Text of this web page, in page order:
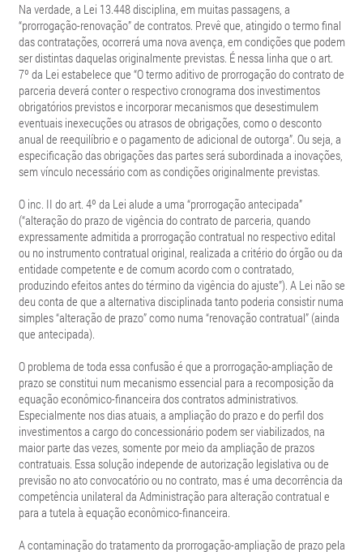
Na verdade, a Lei 13.448 disciplina, em muitas passagens, a
“prorrogação-renovação” de contratos. Prevê que, atingido o termo final
das contratações, ocorrerá uma nova avença, em condições que podem
ser distintas daquelas originalmente previstas. É nessa linha que o art.
7º da Lei estabelece que “O termo aditivo de prorrogação do contrato de
parceria deverá conter o respectivo cronograma dos investimentos
obrigatórios previstos e incorporar mecanismos que desestimulem
eventuais inexecuções ou atrasos de obrigações, como o desconto
anual de reequilíbrio e o pagamento de adicional de outorga”. Ou seja, a
especificação das obrigações das partes será subordinada a inovações,
sem vínculo necessário com as condições originalmente previstas.
O inc. II do art. 4º da Lei alude a uma “prorrogação antecipada”
(“alteração do prazo de vigência do contrato de parceria, quando
expressamente admitida a prorrogação contratual no respectivo edital
ou no instrumento contratual original, realizada a critério do órgão ou da
entidade competente e de comum acordo com o contratado,
produzindo efeitos antes do término da vigência do ajuste”). A Lei não se
deu conta de que a alternativa disciplinada tanto poderia consistir numa
simples “alteração de prazo” como numa “renovação contratual” (ainda
que antecipada).
O problema de toda essa confusão é que a prorrogação-ampliação de
prazo se constitui num mecanismo essencial para a recomposição da
equação econômico-financeira dos contratos administrativos.
Especialmente nos dias atuais, a ampliação do prazo e do perfil dos
investimentos a cargo do concessionário podem ser viabilizados, na
maior parte das vezes, somente por meio da ampliação de prazos
contratuais. Essa solução independe de autorização legislativa ou de
previsão no ato convocatório ou no contrato, mas é uma decorrência da
competência unilateral da Administração para alteração contratual e
para a tutela à equação econômico-financeira.
A contaminação do tratamento da prorrogação-ampliação de prazo pela